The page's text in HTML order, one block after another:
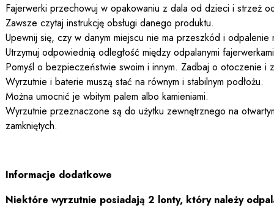
Fajerwerki przechowuj w opakowaniu z dala od dzieci i strzeż
Zawsze czytaj instrukcję obsługi danego produktu.
Upewnij się, czy w danym miejscu nie ma przeszkód i
Utrzymuj odpowiednią odległość między odpalanymi
Pomyśl o bezpieczeństwie swoim i innym. Zadbaj o otoczenie i
Wyrzutnie i baterie muszą stać na równym i stabilnym podłożu.
Można umocnić je wbitym palem albo kamieniami.
Wyrzutnie przeznaczone są do użytku zewnętrznego na
zamkniętych.
Informacje dodatkowe
Niektóre wyrzutnie posiadają 2 lonty, który należy